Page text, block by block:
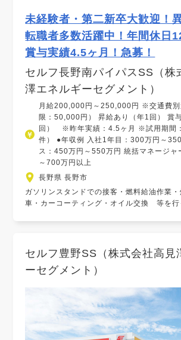
未経験者・第二新卒大歓迎！
転職者多数活躍中！年間休日
賞与実績4.5ヶ月！急募！
セルフ長野南パイパスSS（株
澤エネルギーセグメント）
月給200,000円～250,000円 ※交通費別
限：50,000円） 昇給あり（年1回） 賞
回） ※昨年実績：4.5ヶ月 ※試用期間
件） ●年収例 入社1年目：300万円～
ス：450万円～550万円 統括マネージャ
～700万円以上
長野県 長野市
ガソリンスタンドでの接客・燃料給油作業
車・カーコーティング・オイル交換 等を行
セルフ豊野SS（株式会社高見
ーセグメント）